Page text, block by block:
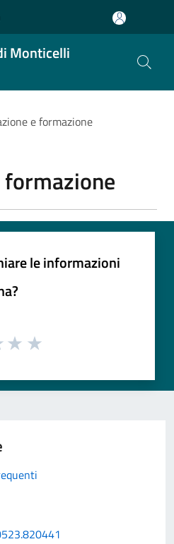
Monticelli
e formazione
formazione
le informazioni